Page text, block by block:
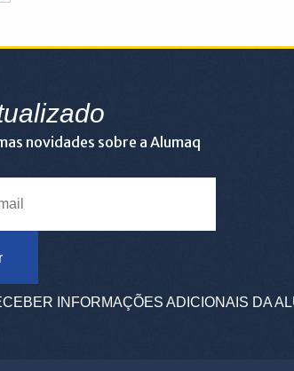
novidades sobre a Alumaq
INFORMAÇÕES ADICIONAIS DA